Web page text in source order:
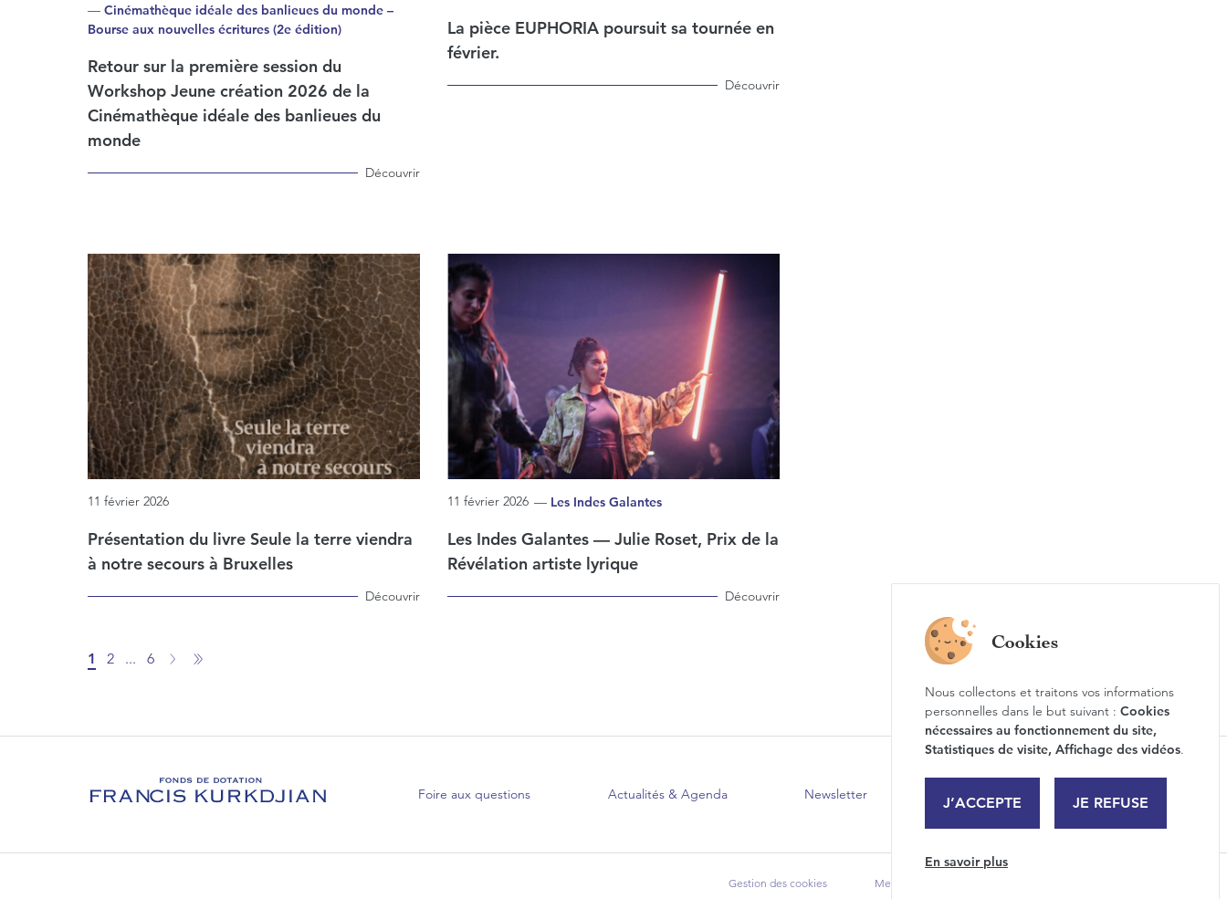
Nous collectons et traitons vos informations
personnelles dans le but suivant : Cookies
nécessaires au fonctionnement du site,
Statistiques de visite, Affichage des vidéos.
J’ACCEPTE JE REFUSE
En savoir plus
— Cinémathèque idéale des banlieues du monde –
Bourse aux nouvelles écritures (2e édition)
Retour sur la première session du
Workshop Jeune création 2026 de la
Cinémathèque idéale des banlieues du
monde
Découvrir
La pièce EUPHORIA poursuit sa tournée en
février.
Découvrir
11 février 2026
Présentation du livre Seule la terre viendra
à notre secours à Bruxelles
Découvrir
11 février 2026 — Les Indes Galantes
Les Indes Galantes — Julie Roset, Prix de la
Révélation artiste lyrique
Découvrir
1 2 ... 6
Foire aux questions Actualités & Agenda Newsletter Revue de presse
Gestion des cookies Mentions légales